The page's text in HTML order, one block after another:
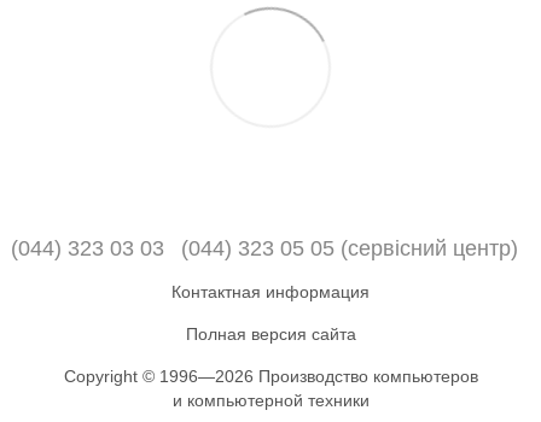
(044) 323 03 03 (044) 323 05 05 (сервісний центр)
Контактная информация
Полная версия сайта
Copyright © 1996—2026 Производство компьютеров
и компьютерной техники